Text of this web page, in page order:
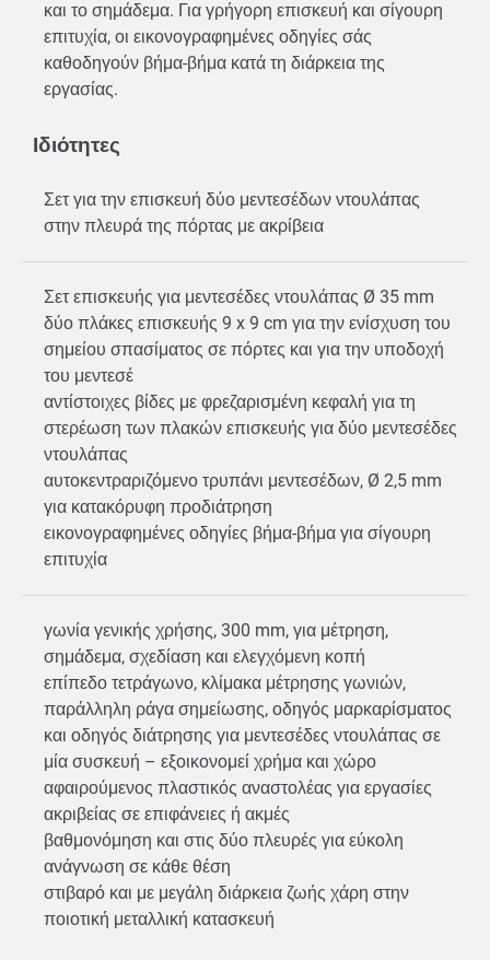
και το σημάδεμα. Για γρήγορη επισκευή και σίγουρη
επιτυχία, οι εικονογραφημένες οδηγίες σάς
καθοδηγούν βήμα-βήμα κατά τη διάρκεια της
εργασίας.
Ιδιότητες
Σετ για την επισκευή δύο μεντεσέδων ντουλάπας
στην πλευρά της πόρτας με ακρίβεια
Σετ επισκευής για μεντεσέδες ντουλάπας Ø 35 mm
δύο πλάκες επισκευής 9 x 9 cm για την ενίσχυση του
σημείου σπασίματος σε πόρτες και για την υποδοχή
του μεντεσέ
αντίστοιχες βίδες με φρεζαρισμένη κεφαλή για τη
στερέωση των πλακών επισκευής για δύο μεντεσέδες
ντουλάπας
αυτοκεντραριζόμενο τρυπάνι μεντεσέδων, Ø 2,5 mm
για κατακόρυφη προδιάτρηση
εικονογραφημένες οδηγίες βήμα-βήμα για σίγουρη
επιτυχία
γωνία γενικής χρήσης, 300 mm, για μέτρηση,
σημάδεμα, σχεδίαση και ελεγχόμενη κοπή
επίπεδο τετράγωνο, κλίμακα μέτρησης γωνιών,
παράλληλη ράγα σημείωσης, οδηγός μαρκαρίσματος
και οδηγός διάτρησης για μεντεσέδες ντουλάπας σε
μία συσκευή – εξοικονομεί χρήμα και χώρο
αφαιρούμενος πλαστικός αναστολέας για εργασίες
ακριβείας σε επιφάνειες ή ακμές
βαθμονόμηση και στις δύο πλευρές για εύκολη
ανάγνωση σε κάθε θέση
στιβαρό και με μεγάλη διάρκεια ζωής χάρη στην
ποιοτική μεταλλική κατασκευή